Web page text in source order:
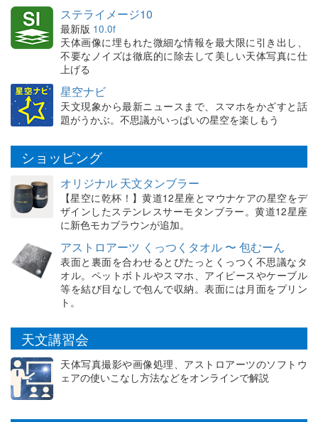
ステライメージ10
最新版 10.0f
天体画像に埋もれた微細な情報を最大限に引き出し、
不要なノイズは徹底的に除去して美しい天体写真に仕
上げる
星空ナビ
天文現象から最新ニュースまで、スマホをかざすと話
題がうかぶ。不思議がいっぱいの星空を楽しもう
ショッピング
オリジナル 天文タンブラー
【星空に乾杯！】黄道12星座とマウナケアの星空をデ
ザインしたステンレスサーモタンブラー。黄道12星座
に新色モカブラウンが追加。
アストロアーツ くっつくタオル 〜 包むーん
表面と裏面を合わせるとぴたっとくっつく不思議なタ
オル。ペットボトルやスマホ、アイピースやケーブル
等を結び目なしで包んで収納。表面には月面をプリン
ト。
天文講習会
天体写真撮影や画像処理、アストロアーツのソフトウ
ェアの使いこなし方法などをオンラインで解説